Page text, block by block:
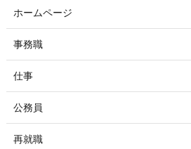
ホームページ
事務職
仕事
公務員
再就職